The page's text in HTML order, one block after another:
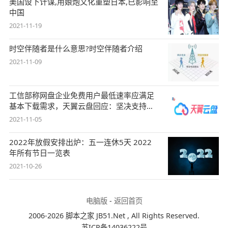
中国
2021-11-19
时空伴随者是什么意思?时空伴随者介绍
2021-11-09
工信部称网盘企业免费用户最低速率应满足
基本下载需求，天翼云盘回应：坚决支持，
始终
2021-11-05
2022年放假安排出炉：五一连休5天 2022
年所有节日一览表
2021-10-26
电脑版- 返回首页
2006-2026 脚本之家 JB51.Net , All Rights Reserved.